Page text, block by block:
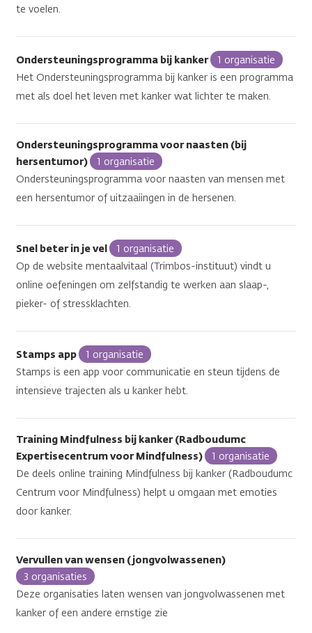
te voelen.
Ondersteuningsprogramma bij kanker
1 organisatie
Het Ondersteuningsprogramma bij kanker is een programma
met als doel het leven met kanker wat lichter te maken.
Ondersteuningsprogramma voor naasten (bij
hersentumor)
1 organisatie
Ondersteuningsprogramma voor naasten van mensen met
een hersentumor of uitzaaiingen in de hersenen.
Snel beter in je vel
1 organisatie
Op de website mentaalvitaal (Trimbos-instituut) vindt u
online oefeningen om zelfstandig te werken aan slaap-,
pieker- of stressklachten.
Stamps app
1 organisatie
Stamps is een app voor communicatie en steun tijdens de
intensieve trajecten als u kanker hebt.
Training Mindfulness bij kanker (Radboudumc
Expertisecentrum voor Mindfulness)
1 organisatie
De deels online training Mindfulness bij kanker (Radboudumc
Centrum voor Mindfulness) helpt u omgaan met emoties
door kanker.
Vervullen van wensen (jongvolwassenen)
3 organisaties
Deze organisaties laten wensen van jongvolwassenen met
kanker of een andere ernstige zie